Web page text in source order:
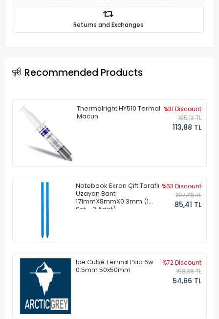
Returns and Exchanges
Recommended Products
Thermalright HY510 Termal
Macun
%31 Discount
165,13 TL
113,88 TL
Notebook Ekran Çift Taraflı
Uzayan Bant
171mmX8mmX0.3mm (1
Set - 2 Adet)
%63 Discount
227,76 TL
85,41 TL
Ice Cube Termal Pad 6w
0.5mm 50x50mm
%72 Discount
198,38 TL
54,66 TL